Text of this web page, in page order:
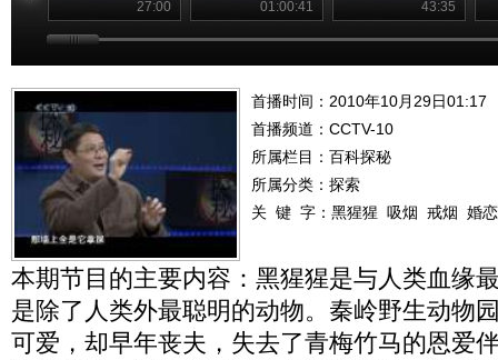
27:00 01:00:41 43:35
首播时间：2010年10月29日01:17
首播频道： CCTV-10
所属栏目： 百科探秘
所属分类：探索
关 键 字： 黑猩猩 吸烟 戒烟 婚恋
本期节目的主要内容：黑猩猩是与人类血缘
是除了人类外最聪明的动物。秦岭野生动物
可爱，却早年丧夫，失去了青梅竹马的恩爱